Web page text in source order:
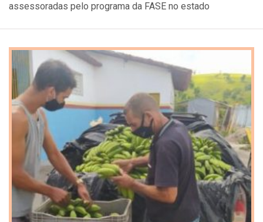
assessoradas pelo programa da FASE no estado